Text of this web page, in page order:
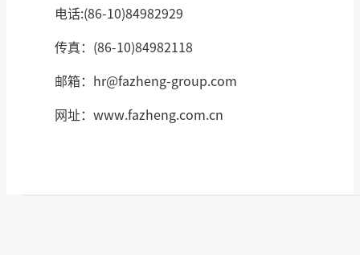
电话:(86-10)84982929
传真：(86-10)84982118
邮箱：hr@fazheng-group.com
网址：www.fazheng.com.cn